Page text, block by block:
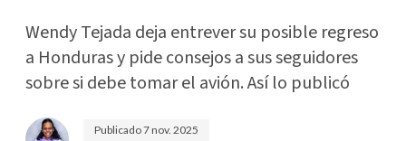
Wendy Tejada deja entrever su posible regreso
a Honduras y pide consejos a sus seguidores
sobre si debe tomar el avión. Así lo publicó
Publicado7 nov. 2025